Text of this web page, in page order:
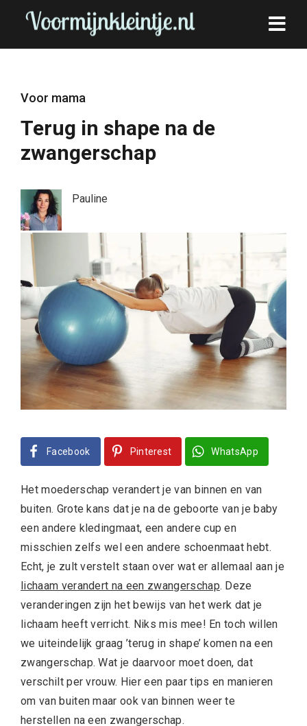
Voor mama
Terug in shape na de
zwangerschap
Pauline
Facebook Pinterest WhatsApp
Het moederschap verandert je van binnen en van
buiten. Grote kans dat je na de geboorte van je baby
een andere kledingmaat, een andere cup en
misschien zelfs wel een andere schoenmaat hebt.
Echt, je zult verstelt staan over wat er allemaal aan je
lichaam verandert na een zwangerschap. Deze
veranderingen zijn het bewijs van het werk dat je
lichaam heeft verricht. Niks mis mee! En toch willen
we uiteindelijk graag ’terug in shape’ komen na een
zwangerschap. Wat je daarvoor moet doen, dat
verschilt per vrouw. Hier een paar tips en manieren
om van buiten maar ook van binnen weer te
herstellen na een zwangerschap.